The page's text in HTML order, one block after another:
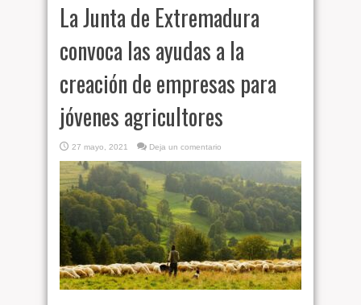
La Junta de Extremadura
convoca las ayudas a la
creación de empresas para
jóvenes agricultores
27 mayo, 2021 Deja un comentario